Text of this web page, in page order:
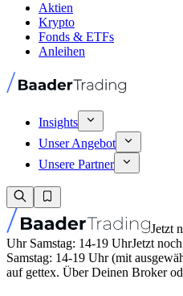
Aktien
Krypto
Fonds & ETFs
Anleihen
Insights
Unser Angebot
Unsere Partner
Jetzt
Uhr Samstag: 14-19 UhrJetzt
Samstag: 14-19 Uhr (mit
auf gettex. Über Deinen Broker